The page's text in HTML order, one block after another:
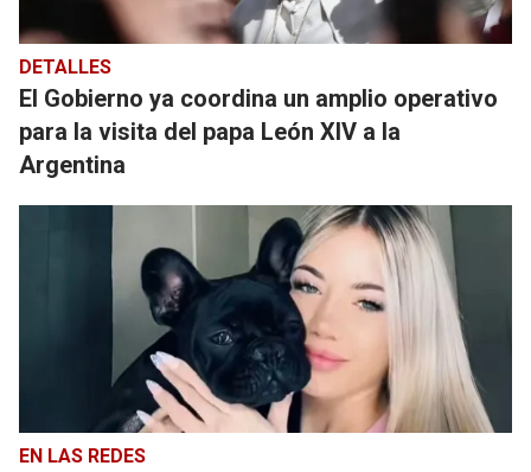
DETALLES
El Gobierno ya coordina un amplio operativo
para la visita del papa León XIV a la
Argentina
EN LAS REDES